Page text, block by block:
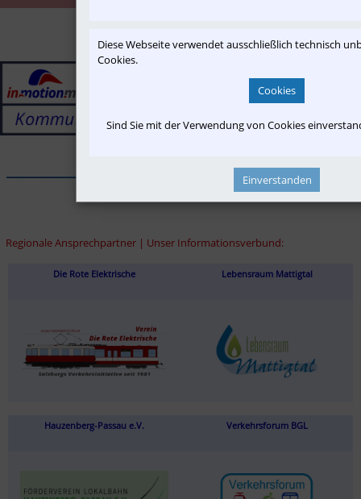
Regionale Ansprechpartner | Unser Informationsverbund:
Die Rote Elektrische Lebensraum Mattigtal
Hauzenberg-Passau e.V. Verkehrsforum BGL
Diese Webseite verwendet ausschließlich technisch
Cookies.
Cookies
Sind Sie mit der Verwendung von Cookies
Einverstanden